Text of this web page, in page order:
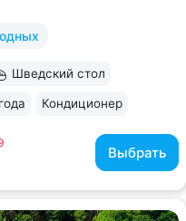
детская зона. Рядом
Выбрать
Шведский стол
Кондиционер